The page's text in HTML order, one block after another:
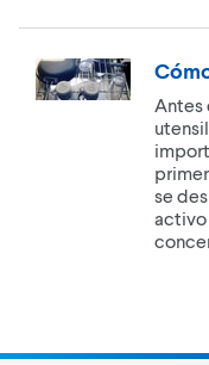
Antes
se
activo